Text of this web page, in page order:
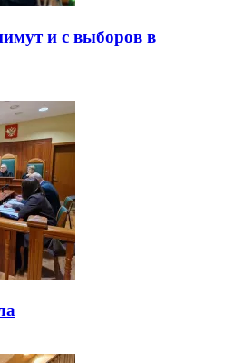
и с выборов в